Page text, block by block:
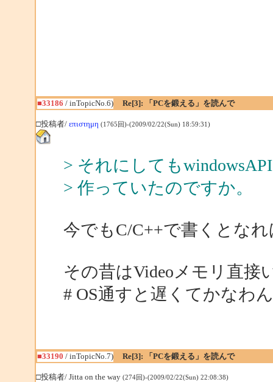
■33186 / inTopicNo.6) Re[3]: 「PCを鍛える」を読んで
□投稿者/ επιστημη (1765回)-(2009/02/22(Sun) 18:59:31)
> それにしても
> 作っていたのですか。
今でもC/C++で書くとな
その昔はVideoメモリ直接
# OS通すと遅くてかなわ
■33190 / inTopicNo.7) Re[3]: 「PCを鍛える」を読んで
□投稿者/ Jitta on the way (274回)-(2009/02/22(Sun) 22:08:38)